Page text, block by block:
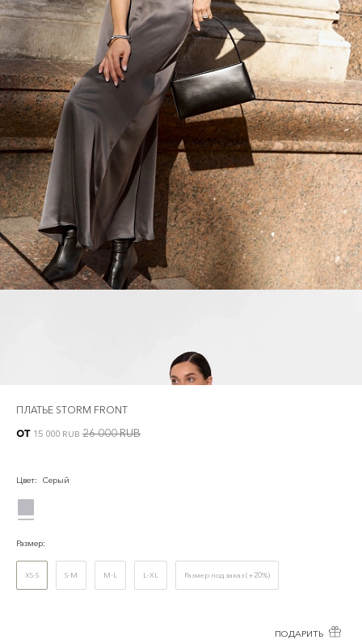
ПЛАТЬЕ STORM FRONT
от 15 000 RUB 26 000 RUB
Цвет: Серый
Размер:
XS-S S-M M-L L-XL Размер под заказ (+20%)
ПОДАРИТЬ